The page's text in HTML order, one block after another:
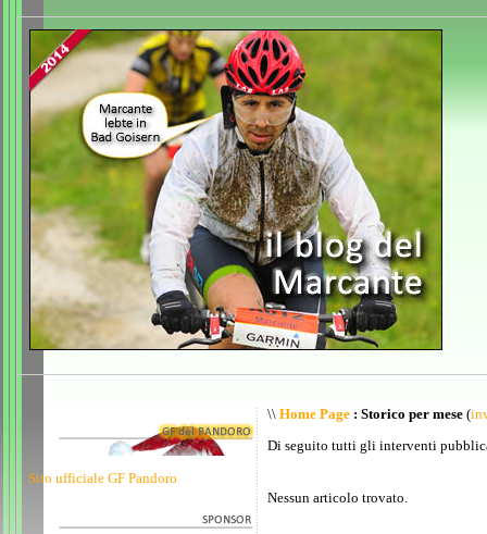
Sito ufficiale GF Pandoro
\\ Home Page : Storico per mese (
Di seguito tutti gli interventi
Nessun articolo trovato.